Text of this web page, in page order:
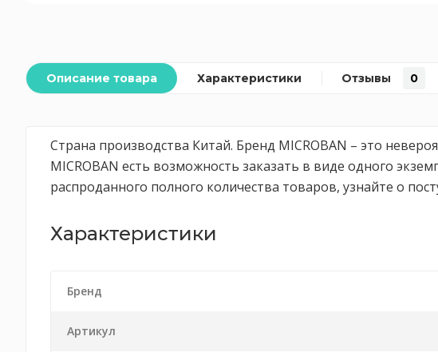
Описание товара Характеристики Отзывы 0
Страна производства Китай. Бренд MICROBAN – это
MICROBAN есть возможность заказать в виде одного
распроданного полного количества товаров, узнайте о
Характеристики
Бренд
Артикул